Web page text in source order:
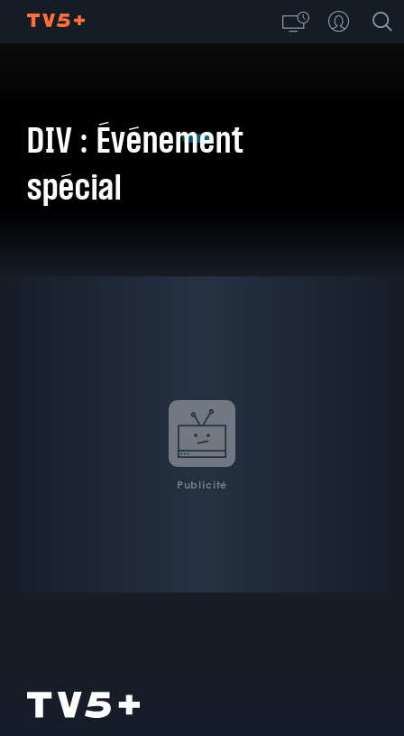
DIV : Événement
spécial
Publicité